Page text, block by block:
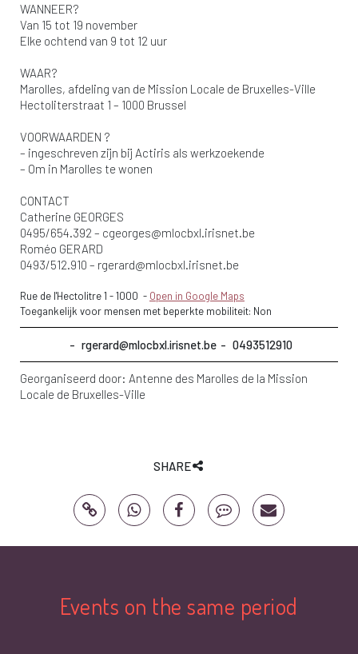
WANNEER?
Van 15 tot 19 november
Elke ochtend van 9 tot 12 uur
WAAR?
Marolles, afdeling van de Mission Locale de Bruxelles-Ville
Hectoliterstraat 1 – 1000 Brussel
VOORWAARDEN ?
– ingeschreven zijn bij Actiris als werkzoekende
– Om in Marolles te wonen
CONTACT
Catherine GEORGES
0495/654.392 – cgeorges@mlocbxl.irisnet.be
Roméo GERARD
0493/512.910 – rgerard@mlocbxl.irisnet.be
Rue de l'Hectolitre 1 -1000 - Open in Google Maps
Toegankelijk voor mensen met beperkte mobiliteit: Non
rgerard@mlocbxl.irisnet.be 0493512910
Georganiseerd door: Antenne des Marolles de la Mission
Locale de Bruxelles-Ville
SHARE
Events on the same period